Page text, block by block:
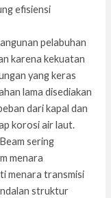
efisiensi
pelabuhan
karena kekuatan
yang keras
lama disediakan
dari kapal dan
korosi air laut.
sering
menara
menara transmisi
struktur